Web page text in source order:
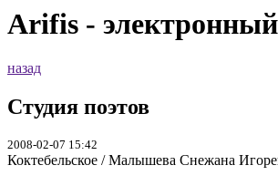
Arifis -
назад
Студия поэтов
2008-02-07 15:42
Коктебельское / Малышева Снежана